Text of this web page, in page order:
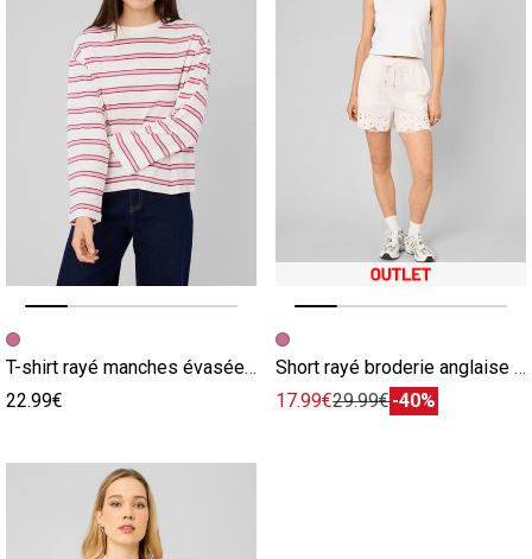
Image précédente
Image suivante
T-shirt rayé manches évasées rose
22.99€
Image précédente
Image suivante
Short rayé broderie anglaise rose
17.99€29.99€-40%